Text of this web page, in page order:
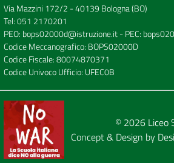
Via Mazzini 172/2 - 40139 Bologna (BO)
Tel:051 2170201
PEO: bops02000d@istruzione.it- PEC:
Codice Meccanografico: BOPS02000D
Codice Fiscale: 80074870371
Codice Univoco Ufficio: UFEC0B
© 2026 Liceo
Concept & Design by